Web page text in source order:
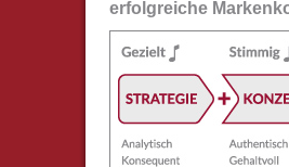
erfolgreiche